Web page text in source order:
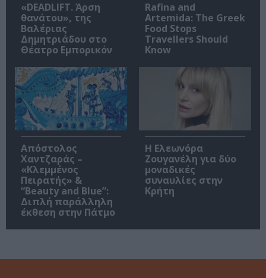
«DEADLIFT. Άρση
θανάτου», της
Βαλέριας
Δημητριάδου στο
Θέατρο Εμπορικόν
Rafina and
Artemida: The Greek
Food Stops
Travellers Should
Know
Απόστολος
Χαντζαράς –
«Κλεμμένος
Πειρατής» &
“Beauty and Blue”:
Διπλή παράλληλη
έκθεση στην Πάτμο
Η Ελεωνόρα
Ζουγανέλη για δύο
μοναδικές
συναυλίες στην
Κρήτη